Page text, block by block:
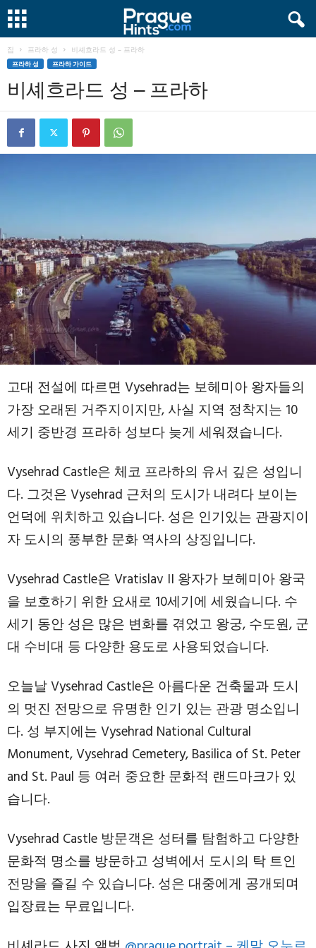
집 프라하 성 비셰흐라드 성 – 프라하
프라하 성 프라하 가이드
비셰흐라드 성 – 프라하
고대 전설에 따르면 Vysehrad는 보헤미아 왕자들의
가장 오래된 거주지이지만, 사실 지역 정착지는 10
세기 중반경 프라하 성보다 늦게 세워졌습니다.
Vysehrad Castle은 체코 프라하의 유서 깊은 성입니
다. 그것은 Vysehrad 근처의 도시가 내려다 보이는
언덕에 위치하고 있습니다. 성은 인기있는 관광지이
자 도시의 풍부한 문화 역사의 상징입니다.
Vysehrad Castle은 Vratislav II 왕자가 보헤미아 왕국
을 보호하기 위한 요새로 10세기에 세웠습니다. 수
세기 동안 성은 많은 변화를 겪었고 왕궁, 수도원, 군
대 수비대 등 다양한 용도로 사용되었습니다.
오늘날 Vysehrad Castle은 아름다운 건축물과 도시
의 멋진 전망으로 유명한 인기 있는 관광 명소입니
다. 성 부지에는 Vysehrad National Cultural
Monument, Vysehrad Cemetery, Basilica of St. Peter
and St. Paul 등 여러 중요한 문화적 랜드마크가 있
습니다.
Vysehrad Castle 방문객은 성터를 탐험하고 다양한
문화적 명소를 방문하고 성벽에서 도시의 탁 트인
전망을 즐길 수 있습니다. 성은 대중에게 공개되며
입장료는 무료입니다.